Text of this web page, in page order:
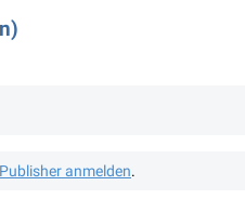
anmelden.